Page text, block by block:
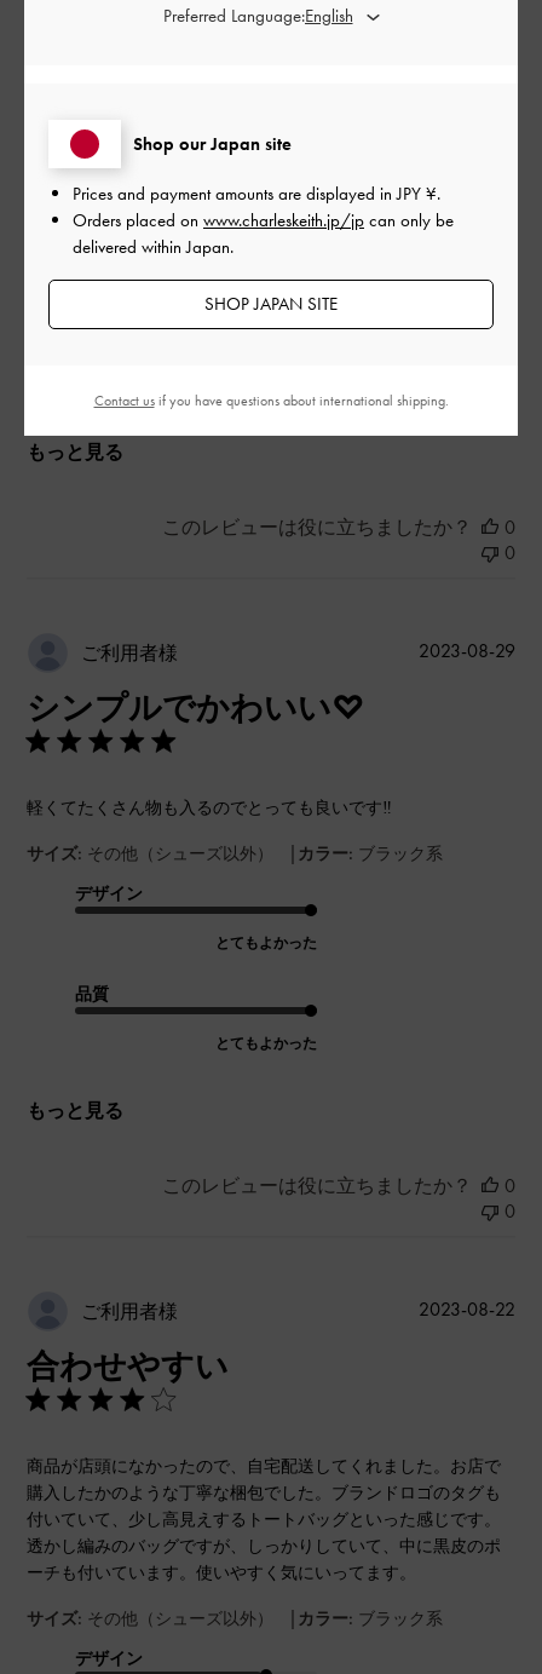
可愛くて何でも入る！
ならないのもいい。
サイズ: その他（シューズ以外） |カラー: ブラック系
デザイン
とてもよかった
品質
もっと見る
このレビューは役に立ちましたか？
0
0
ご利用者様
シンプルでかわいい♡
軽くてたくさん物も入るのでとっても良いです‼︎
サイズ: その他（シューズ以外） | カラー: ブラック系
デザイン
とてもよかった
品質
とてもよかった
もっと見る
公
2023-08-29
このレビューは役に立ちましたか？
0
0
ご利用者様
合わせやすい
商品が店頭になかったので、自宅配送してくれました。お店で
購入したかのような丁寧な梱包でした。ブランドロゴのタグも
付いていて、少し高見えするトートバッグといった感じです。
透かし編みのバッグですが、しっかりしていて、中に黒皮のポ
ーチも付いています。使いやすく気にいってます。
サイズ: その他（シューズ以外） | カラー: ブラック系
デザイン
公
2023-08-22
Shop our Japan site
Prices and payment amounts are displayed inJPY ¥.
Orders placed on www.charleskeith.jp/jp can only be
delivered within Japan.
SHOP JAPAN SITE
Preferred Language:
Contact usif you have questions about international shipping.